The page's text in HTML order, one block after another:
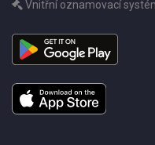
Vnitřní oznamovací